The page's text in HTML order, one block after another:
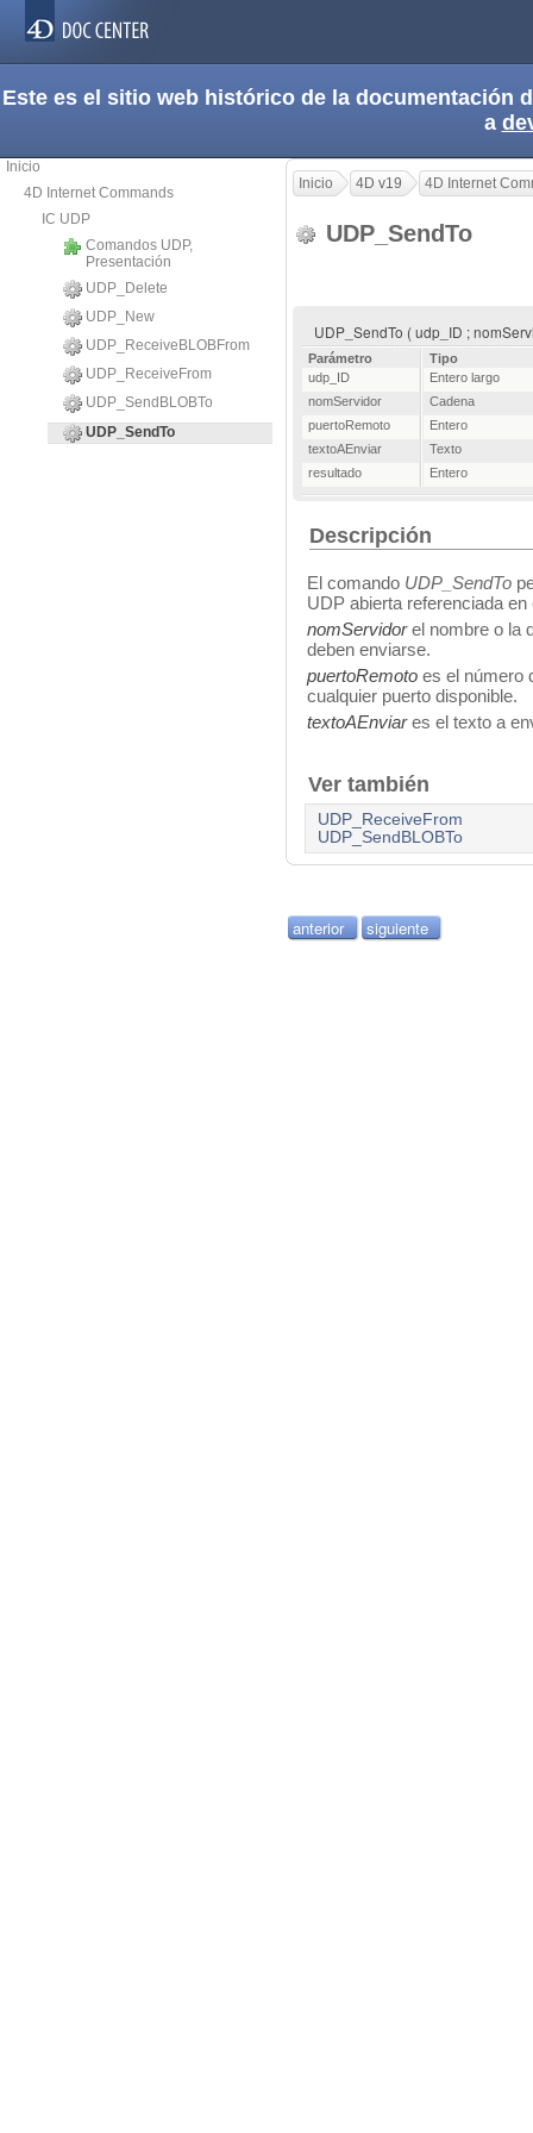
Este es el sitio web histórico de la documentación
a
Inicio
4D Internet Commands
IC UDP
Comandos UDP,
Presentación
UDP_Delete
UDP_New
UDP_ReceiveBLOBFrom
UDP_ReceiveFrom
UDP_SendBLOBTo
UDP_SendTo
Inicio 4D v19 4D Internet
UDP_SendTo
UDP_SendTo ( udp_ID ;
Parámetro
Tipo
udp_ID
Entero largo
nomServidor
Cadena
puertoRemoto
Entero
textoAEnviar
Texto
resultado
Entero
Descripción
El comando UDP_SendTo
UDP abierta referenciada
nomServidorel nombre o la
deben enviarse.
puertoRemoto es el número
cualquier puerto disponible.
textoAEnviares el texto a
Ver también
UDP_ReceiveFrom
UDP_SendBLOBTo
anterior siguiente